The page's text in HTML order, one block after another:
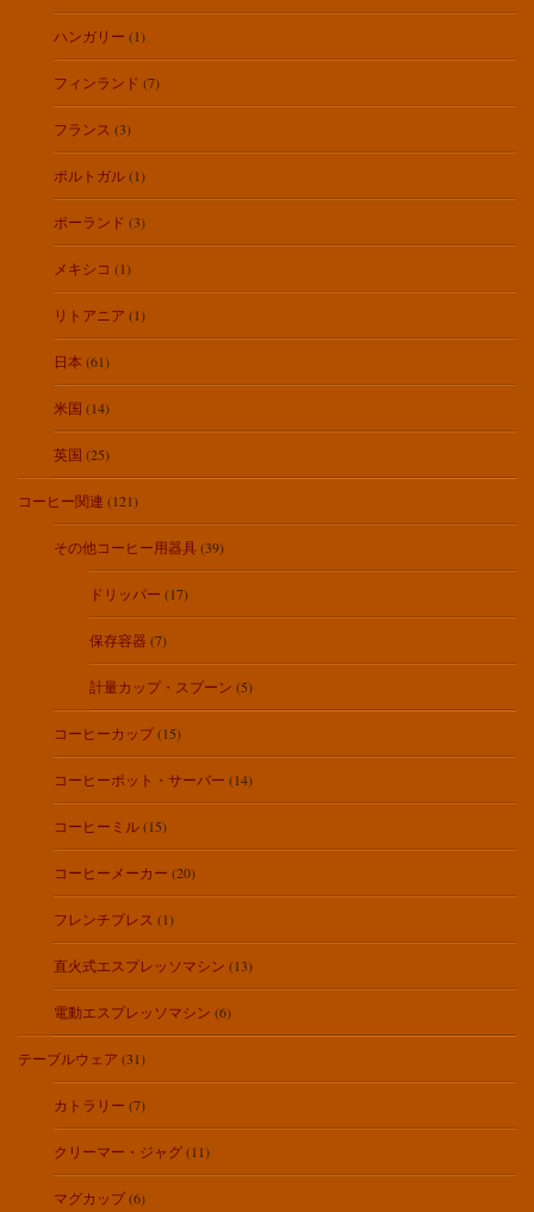
ハンガリー (1)
フィンランド (7)
フランス (3)
ポルトガル(1)
ポーランド (3)
メキシコ (1)
リトアニア (1)
日本 (61)
米国 (14)
英国 (25)
コーヒー関連 (121)
その他コーヒー用器具 (39)
ドリッパー (17)
保存容器 (7)
計量カップ・スプーン (5)
コーヒーカップ(15)
コーヒーポット・サーバー (14)
コーヒーミル(15)
コーヒーメーカー (20)
フレンチプレス (1)
直火式エスプレッソマシン (13)
電動エスプレッソマシン (6)
テーブルウェア (31)
カトラリー (7)
クリーマー・ジャグ(11)
マグカップ(6)